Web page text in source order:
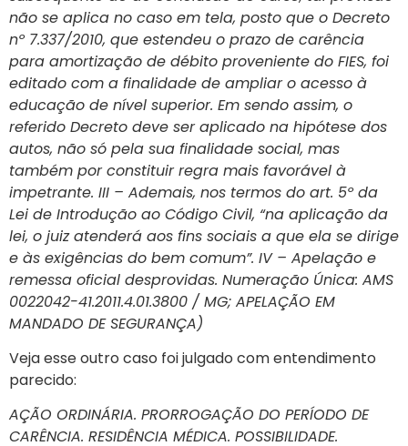
não se aplica no caso em tela, posto que o Decreto
nº 7.337/2010, que estendeu o prazo de carência
para amortização de débito proveniente do FIES, foi
editado com a finalidade de ampliar o acesso à
educação de nível superior. Em sendo assim, o
referido Decreto deve ser aplicado na hipótese dos
autos, não só pela sua finalidade social, mas
também por constituir regra mais favorável à
impetrante. III – Ademais, nos termos do art. 5º da
Lei de Introdução ao Código Civil, “na aplicação da
lei, o juiz atenderá aos fins sociais a que ela se dirige
e às exigências do bem comum”. IV – Apelação e
remessa oficial desprovidas. Numeração Única: AMS
0022042-41.2011.4.01.3800 / MG; APELAÇÃO EM
MANDADO DE SEGURANÇA)
Veja esse outro caso foi julgado com entendimento
parecido:
AÇÃO ORDINÁRIA. PRORROGAÇÃO DO PERÍODO DE
CARÊNCIA. RESIDÊNCIA MÉDICA. POSSIBILIDADE.